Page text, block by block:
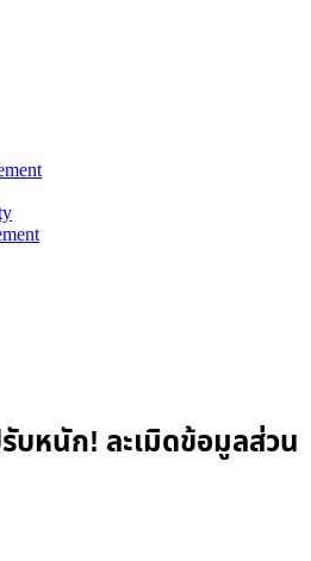
บหนัก! ละเมิดข้อมูลส่วน